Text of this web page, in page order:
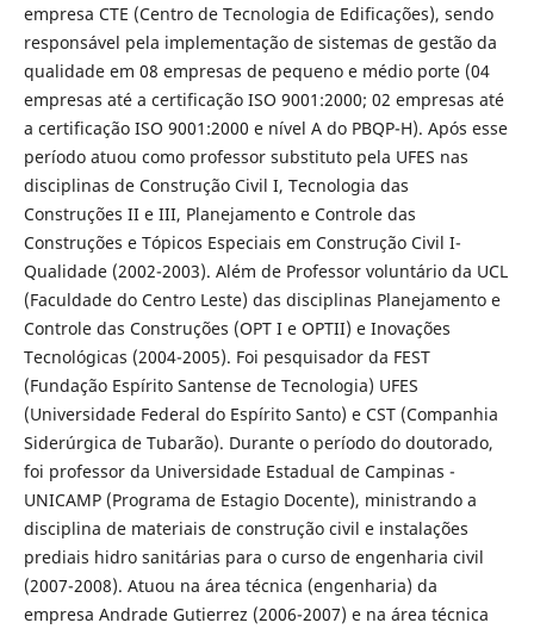
empresa CTE (Centro de Tecnologia de Edificações), sendo
responsável pela implementação de sistemas de gestão da
qualidade em 08 empresas de pequeno e médio porte (04
empresas até a certificação ISO 9001:2000; 02 empresas até
a certificação ISO 9001:2000 e nível A do PBQP-H). Após esse
período atuou como professor substituto pela UFES nas
disciplinas de Construção Civil I, Tecnologia das
Construções II e III, Planejamento e Controle das
Construções e Tópicos Especiais em Construção Civil I-
Qualidade (2002-2003). Além de Professor voluntário da UCL
(Faculdade do Centro Leste) das disciplinas Planejamento e
Controle das Construções (OPT I e OPTII) e Inovações
Tecnológicas (2004-2005). Foi pesquisador da FEST
(Fundação Espírito Santense de Tecnologia) UFES
(Universidade Federal do Espírito Santo) e CST (Companhia
Siderúrgica de Tubarão). Durante o período do doutorado,
foi professor da Universidade Estadual de Campinas -
UNICAMP (Programa de Estagio Docente), ministrando a
disciplina de materiais de construção civil e instalações
prediais hidro sanitárias para o curso de engenharia civil
(2007-2008). Atuou na área técnica (engenharia) da
empresa Andrade Gutierrez (2006-2007) e na área técnica